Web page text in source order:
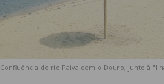
Confluência do rio Paiva com o Douro, junto à